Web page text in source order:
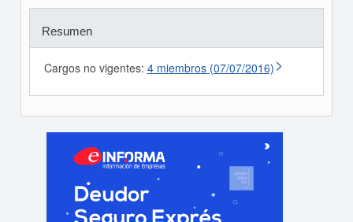
Resumen
Cargos no vigentes: 4 miembros (07/07/2016)